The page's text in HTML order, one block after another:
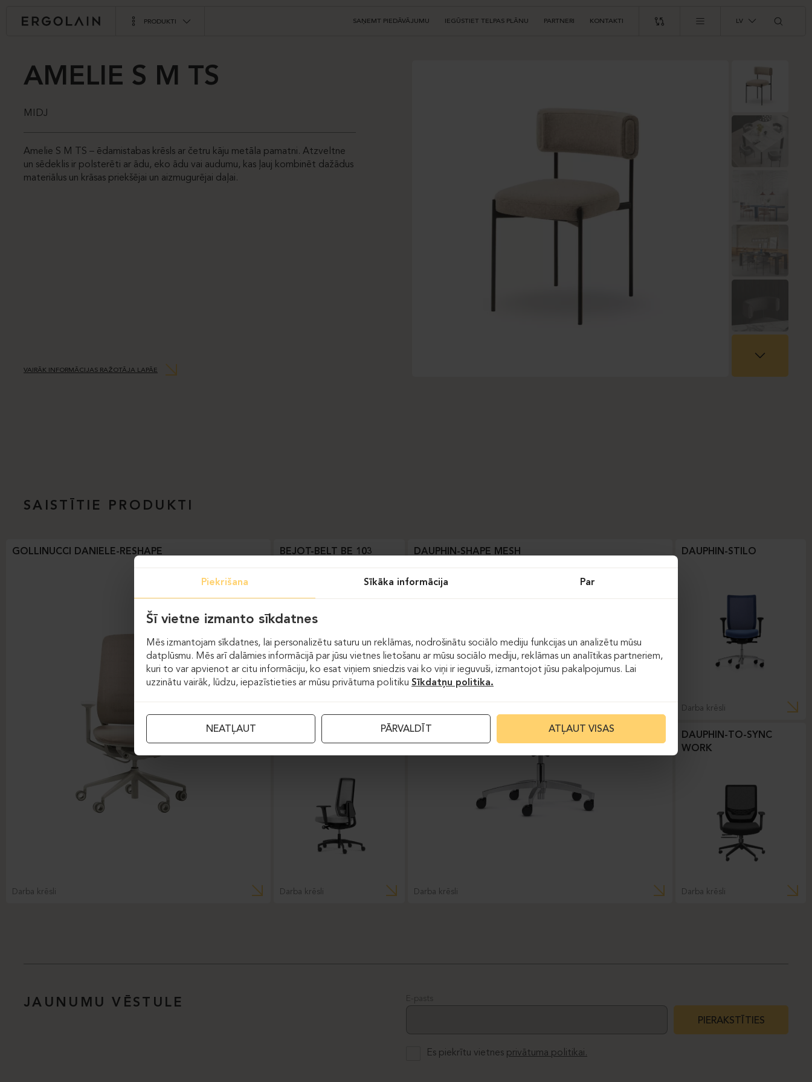
PRODUKTI SAŅEMT PIEDĀVĀJUMU IEGŪSTIET TELPAS PLĀNU PARTNERI KONTAKTI LV
AMELIE S M TS
MIDJ
Amelie S M TS – ēdamistabas krēsls ar četru kāju metāla pamatni. Atzveltne
un sēdeklis ir polsterēti ar ādu, eko ādu vai audumu, kas ļauj kombinēt dažādus
materiālus un krāsas priekšējai un aizmugurējai daļai.
VAIRĀK INFORMĀCIJAS RAŽOTĀJA LAPĀE
SAISTĪTIE PRODUKTI
GOLLINUCCI DANIELE-RESHAPE
Darba krēsli
BEJOT-BELT BE 103
Darba krēsli
DAUPHIN-SHAPE MESH
Darba krēsli
DAUPHIN-STILO
Darba krēsli
DAUPHIN-TO-SYNC
WORK
Darba krēsli
JAUNUMU VĒSTULE E-pasts
Es piekrītu vietnes privātuma politikai.
PIERAKSTĪTIES
Piekrišana Sīkāka informācija Par
Šī vietne izmanto sīkdatnes
Mēs izmantojam sīkdatnes, lai personalizētu saturu un reklāmas, nodrošinātu sociālo mediju funkcijas un analizētu mūsu
datplūsmu. Mēs arī dalāmies informācijā par jūsu vietnes lietošanu ar mūsu sociālo mediju, reklāmas un analītikas partneriem,
kuri to var apvienot ar citu informāciju, ko esat viņiem sniedzis vai ko viņi ir ieguvuši, izmantojot jūsu pakalpojumus. Lai
uzzinātu vairāk, lūdzu, iepazīstieties ar mūsu privātuma politiku Sīkdatņu politika.
NEATĻAUT PĀRVALDĪT ATĻAUT VISAS